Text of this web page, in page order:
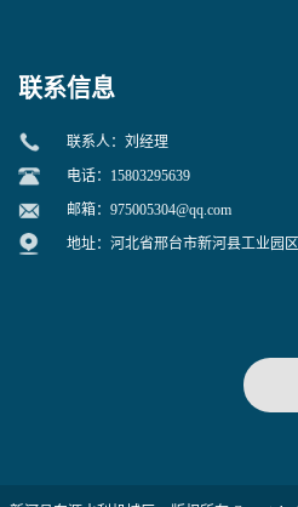
联系信息
联系人：刘经理
电话：15803295639
邮箱： 975005304@qq.com
地址：河北省邢台市新河县工业园区